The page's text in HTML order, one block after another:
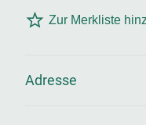
Zur Merkliste
Adresse